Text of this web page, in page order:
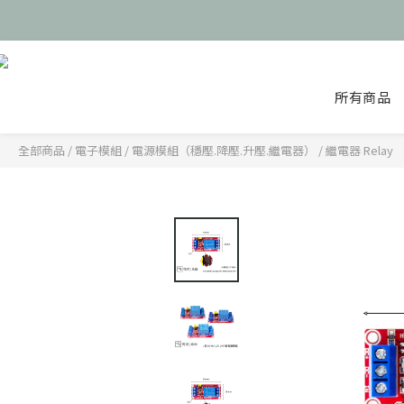
所有商品
全部商品 / 電子模組 / 電源模組（穩壓.降壓.升壓.繼電器） /繼電器 Relay